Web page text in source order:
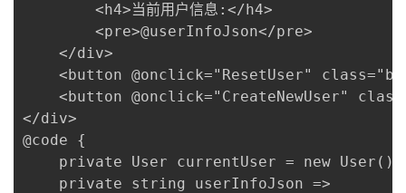
        <h4>当前用户信息:</h4>
        <pre>@userInfoJson</pre>
    </div>
<button @onclick="ResetUser"
<button @onclick="CreateNewUser"
</div>
@code {
    private User currentUser = new User();
    private string userInfoJson =>